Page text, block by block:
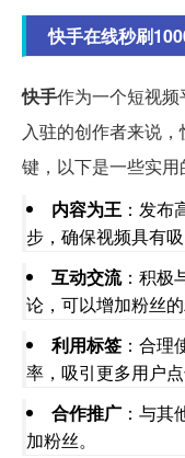
快手在线秒刷
快手作为一个短视
入驻的创作者来说
键，以下是一些实用
内容为王 ：发
步，确保视频具有
互动交流：积极
论，可以增加粉丝的
利用标签 ：合
率，吸引更多用户点
合作推广 ：与
加粉丝。